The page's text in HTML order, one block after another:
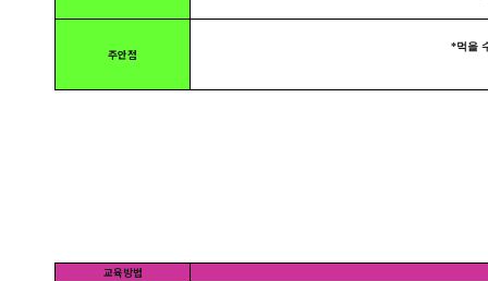
주안점
*먹을
교육방법